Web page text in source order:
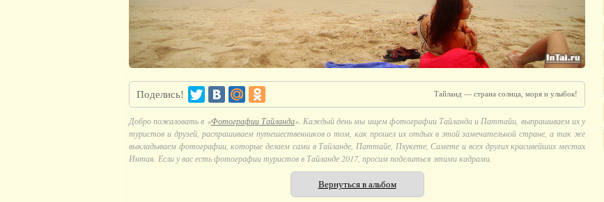
Поделись! Тайланд — страна солнца, моря и улыбок!
Добро пожаловать в «Фотографии Тайланда». Каждый день мы ищем фотографии Тайланда и Паттайи, выпрашиваем их у
туристов и друзей, распрашиваем путешественников о том, как прошел их отдых в этой замечательной стране, а так же
выкладываем фотографии, которые делаем сами в Тайланде, Паттайе, Пхукете, Самете и всех других красивейших местах
Интая. Если у вас есть фотографии туристов в Тайланде 2017, просим поделиться этими кадрами.
Вернуться в альбом